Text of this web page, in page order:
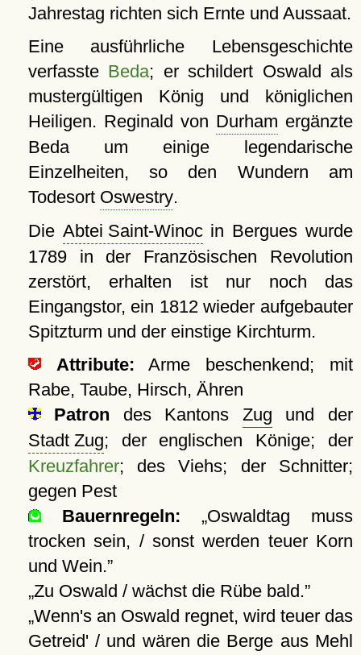
Jahrestag richten sich Ernte und Aussaat.
Eine ausführliche Lebensgeschichte
verfasste Beda; er schildert Oswald als
mustergültigen König und königlichen
Heiligen. Reginald von Durham ergänzte
Beda um einige legendarische
Einzelheiten, so den Wundern am
Todesort Oswestry.
Die Abtei Saint-Winocin Bergues wurde
1789 in der Französischen Revolution
zerstört, erhalten ist nur noch das
Eingangstor, ein 1812 wieder aufgebauter
Spitzturm und der einstige Kirchturm.
Attribute: Arme beschenkend; mit
Rabe, Taube, Hirsch, Ähren
Patron des Kantons Zug und der
Stadt Zug; der englischen Könige; der
Kreuzfahrer; des Viehs; der Schnitter;
gegen Pest
Bauernregeln:
Oswaldtag muss
trocken sein, / sonst werden teuer Korn
und Wein.
Zu Oswald / wächst die Rübe bald.
Wenn's an Oswald regnet, wird teuer das
Getreid' / und wären die Berge aus Mehl